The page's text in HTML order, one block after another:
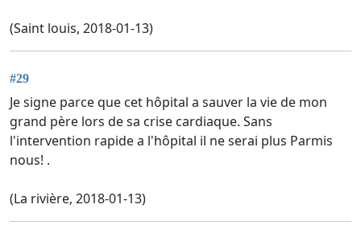
(Saint louis, 2018-01-13)
#29
Je signe parce que cet hôpital a sauver la vie de mon
grand père lors de sa crise cardiaque. Sans
l'intervention rapide a l'hôpital il ne serai plus Parmis
nous! .
(La rivière, 2018-01-13)